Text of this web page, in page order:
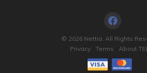
© 2026 Nettia. All Rights
Privacy
Terms About